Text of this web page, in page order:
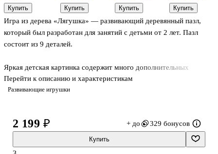
Развивающие игрушки
Игра из дерева «Лягушка» — развивающий деревянный пазл,
который был разработан для занятий с детьми от 2 лет. Пазл
состоит из 9 деталей.
Яркая детская картинка содержит много дополнительных
деталей, малышу точно понравится её рассматривать и
собирать.
развивает мелкую моторику;
выполнена из экологически чистого материала;
Перейти к описанию и характеристикам
«Простоквашино»
30 элементов,
макси, Step
Puzzle
Купить
элемента,
Step Puzzle
Купить
элементов,
Step Puzzle
Купить
Единорог
белый/
бежевый
(35*30), в
Купить
2 199 ₽ + до 329 бонусов
Купить